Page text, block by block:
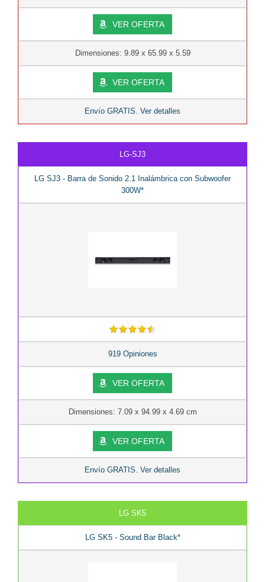
VER OFERTA
Dimensiones: 9.89 x 65.99 x 5.59
VER OFERTA
Envío GRATIS. Ver detalles
LG-SJ3
LG SJ3 - Barra de Sonido 2.1 Inalámbrica con Subwoofer
300W*
919 Opiniones
VER OFERTA
Dimensiones: 7.09 x 94.99 x 4.69 cm
VER OFERTA
Envío GRATIS. Ver detalles
LG SK5
LG SK5 - Sound Bar Black*